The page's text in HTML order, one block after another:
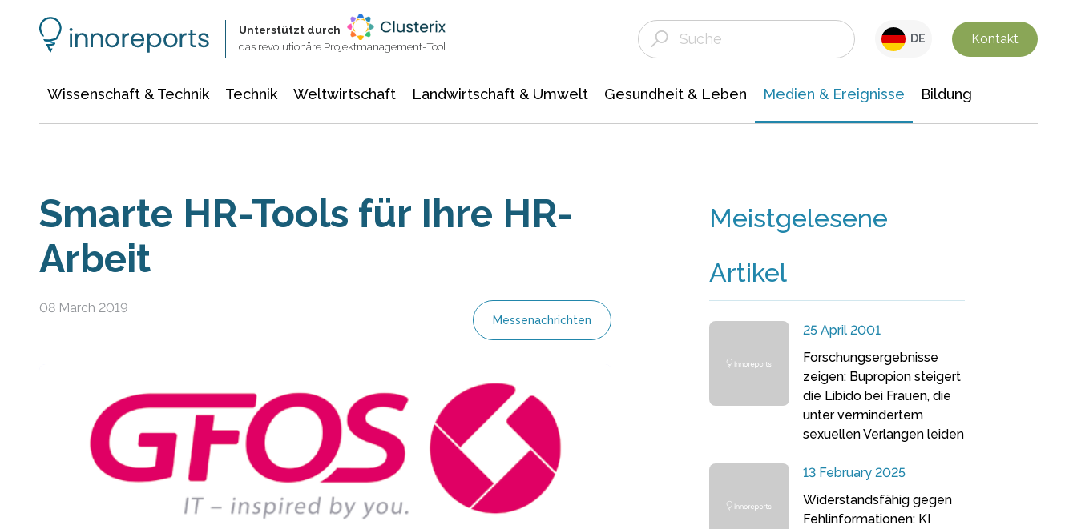
Unterstützt durch
das revolutionäre Projektmanagement-Tool
DE Kontakt
Wissenschaft & Technik Technik Weltwirtschaft Landwirtschaft & Umwelt Gesundheit & Leben Medien & Ereignisse Bildung
Smarte HR-Tools für Ihre HR-
Arbeit
08 March 2019
Messenachrichten
Meistgelesene
Artikel
25 April 2001
Forschungsergebnisse
zeigen: Bupropion steigert
die Libido bei Frauen, die
unter vermindertem
sexuellen Verlangen leiden
13 February 2025
Widerstandsfähig gegen
Fehlinformationen: KI